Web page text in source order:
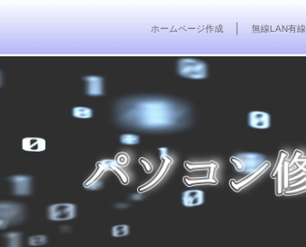
ホームページ作成 ｜ 無線LAN有線